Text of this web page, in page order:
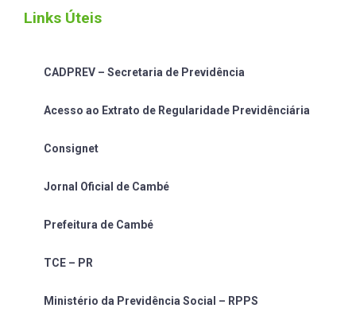
Links Úteis
CADPREV – Secretaria de Previdência
Acesso ao Extrato de Regularidade Previdênciária
Consignet
Jornal Oficial de Cambé
Prefeitura de Cambé
TCE – PR
Ministério da Previdência Social – RPPS